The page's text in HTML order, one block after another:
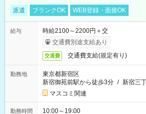
派遣 ブランクOK WEB登録・面接OK
給与
時給2100～2200円＋交
交通費別途支給あり
交通費 交通費支給(規定有り)
勤務地
東京都新宿区
新宿御苑前駅から徒歩3分 / 新宿三
マスコミ関連
勤務時間 10:00～19:00